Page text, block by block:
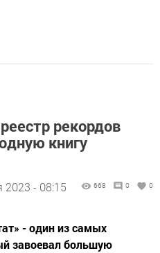
рекордов
книгу
2023 - 08:15 668 0 0
- один из самых
завоевал большую